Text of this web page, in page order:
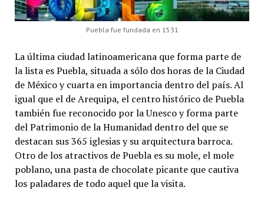
Puebla fue fundada en 1531
La última ciudad latinoamericana que forma parte de
la lista es Puebla, situada a sólo dos horas de la Ciudad
de México y cuarta en importancia dentro del país. Al
igual que el de Arequipa, el centro histórico de Puebla
también fue reconocido por la Unesco y forma parte
del Patrimonio de la Humanidad dentro del que se
destacan sus 365 iglesias y su arquitectura barroca.
Otro de los atractivos de Puebla es su mole, el mole
poblano, una pasta de chocolate picante que cautiva
los paladares de todo aquel que la visita.